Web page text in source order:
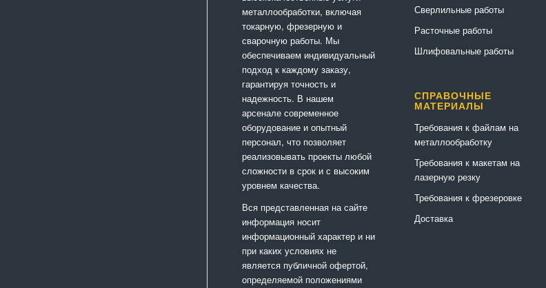
металлообработки, включая
токарную, фрезерную и
сварочную работы. Мы
обеспечиваем индивидуальный
подход к каждому заказу,
гарантируя точность и
надежность. В нашем
арсенале современное
оборудование и опытный
персонал, что позволяет
реализовывать проекты любой
сложности в срок и с высоким
уровнем качества.
Вся представленная на сайте
информация носит
информационный характер и ни
при каких условиях не
является публичной офертой,
определяемой положениями
Сверлильные работы
Расточные работы
Шлифовальные работы
СПРАВОЧНЫЕ
МАТЕРИАЛЫ
Требования к файлам на
металлообработку
Требования к макетам на
лазерную резку
Требования к фрезеровке
Доставка